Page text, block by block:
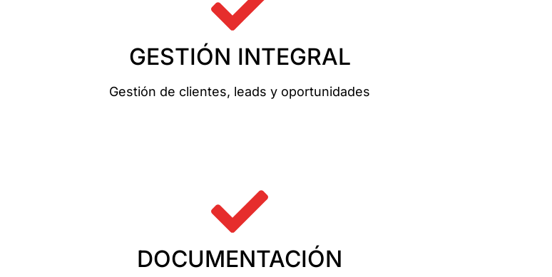
GESTIÓN INTEGRAL
Gestión de clientes, leads y oportunidades
DOCUMENTACIÓN